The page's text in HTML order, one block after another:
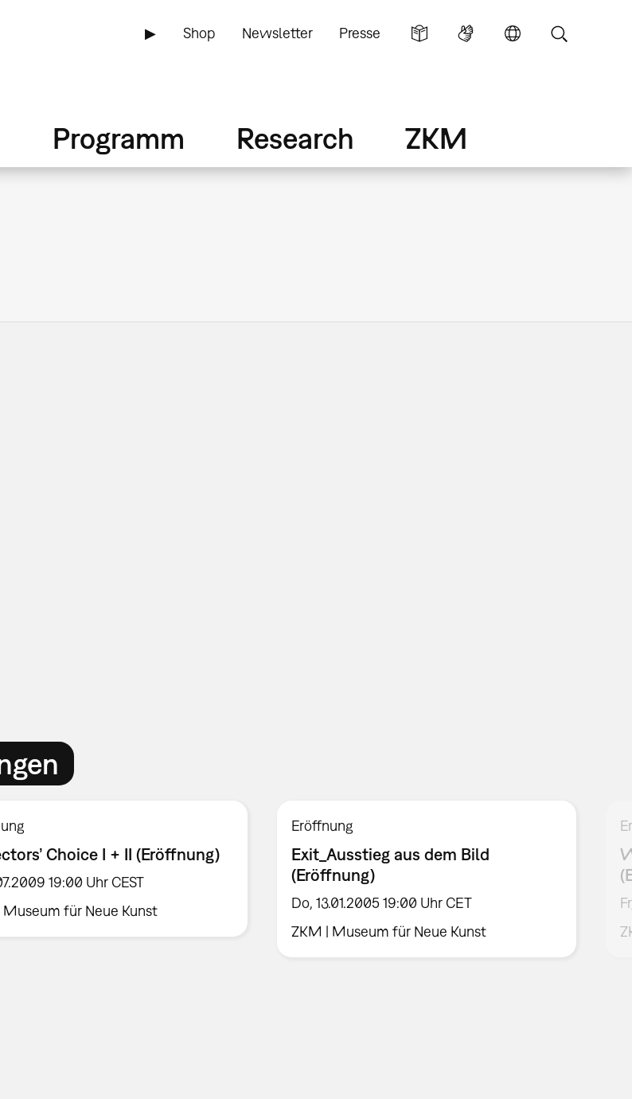
▶ Shop Newsletter Presse
Programm Research ZKM
Choice I + II (Eröffnung)
19:00 Uhr CEST
Museum für Neue Kunst
Eröffnung
Exit_Ausstieg aus dem Bild
(Eröffnung)
Do, 13.01.2005 19:00 Uhr CET
ZKM | Museum für Neue Kunst